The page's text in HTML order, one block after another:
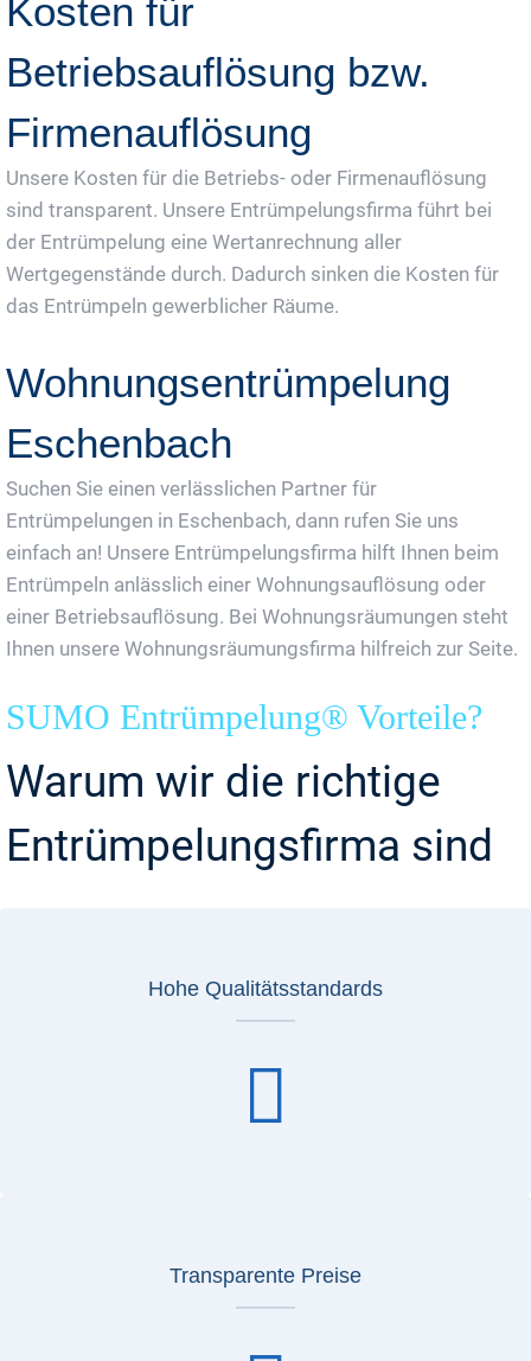
Kosten für
Betriebsauflösung bzw.
Firmenauflösung
Unsere Kosten für die Betriebs- oder Firmenauflösung
sind transparent. Unsere Entrümpelungsfirma führt bei
der Entrümpelung eine Wertanrechnung aller
Wertgegenstände durch. Dadurch sinken die Kosten für
das Entrümpeln gewerblicher Räume.
Wohnungsentrümpelung
Eschenbach
Suchen Sie einen verlässlichen Partner für
Entrümpelungen in Eschenbach, dann rufen Sie uns
einfach an! Unsere Entrümpelungsfirma hilft Ihnen beim
Entrümpeln anlässlich einer Wohnungsauflösung oder
einer Betriebsauflösung. Bei Wohnungsräumungen steht
Ihnen unsere Wohnungsräumungsfirma hilfreich zur Seite.
SUMO Entrümpelung® Vorteile?
Warum wir die richtige
Entrümpelungsfirma sind
Hohe Qualitätsstandards
Transparente Preise